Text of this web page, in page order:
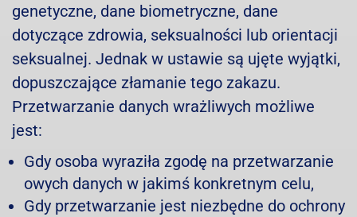
genetyczne, dane biometryczne, dane
dotyczące zdrowia, seksualności lub orientacji
seksualnej. Jednak w ustawie są ujęte wyjątki,
dopuszczające złamanie tego zakazu.
Przetwarzanie danych wrażliwych możliwe
jest:
Gdy osoba wyraziła zgodę na przetwarzanie
owych danych w jakimś konkretnym celu,
Gdy przetwarzanie jest niezbędne do ochrony